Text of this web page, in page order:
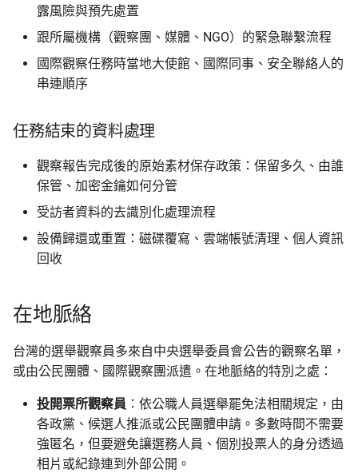
露風險與預先處置
跟所屬機構（觀察團、媒體、NGO）的緊急聯繫流程
國際觀察任務時當地大使館、國際同事、安全聯絡人的
串連順序
任務結束的資料處理
觀察報告完成後的原始素材保存政策：保留多久、由誰
保管、加密金鑰如何分管
受訪者資料的去識別化處理流程
設備歸還或重置：磁碟覆寫、雲端帳號清理、個人資訊
回收
在地脈絡
台灣的選舉觀察員多來自中央選舉委員會公告的觀察名單，
或由公民團體、國際觀察團派遣。在地脈絡的特別之處：
投開票所觀察員 ：依公職人員選舉罷免法相關規定，由
各政黨、候選人推派或公民團體申請。多數時間不需要
強匿名，但要避免讓選務人員、個別投票人的身分透過
相片或紀錄連到外部公開。